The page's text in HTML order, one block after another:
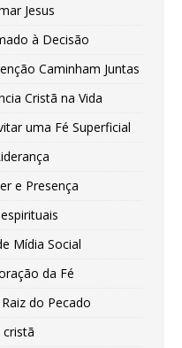
Jesus
à Decisão
Caminham Juntas
Cristã na Vida
uma Fé Superficial
e Presença
Mídia Social
da Fé
do Pecado